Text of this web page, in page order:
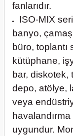
fanlarıdır.
ISO-MIX
banyo,
büro, toplantı
kütüphane,
bar, diskotek,
depo, atölye,
veya
uygundur.